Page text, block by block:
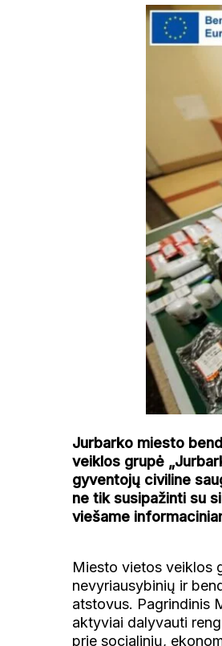
Jurbarko miesto
veiklos grupė
gyventojų civiline
ne tik susipažinti su
viešame
Miesto vietos veiklos
nevyriausybinių ir
atstovus. Pagrindinis
aktyviai dalyvauti
prie socialinių,